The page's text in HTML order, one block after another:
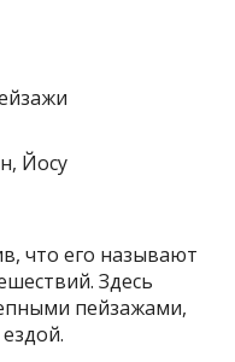
Йосу
что его называют
Здесь
пейзажами,